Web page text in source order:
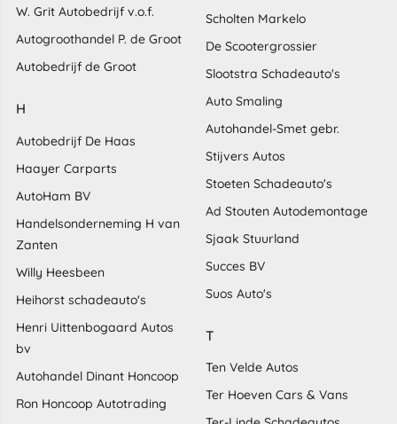
W. Grit Autobedrijf v.o.f.
Autogroothandel P. de Groot
Autobedrijf de Groot
H
Autobedrijf De Haas
Haayer Carparts
AutoHam BV
Handelsonderneming H van
Zanten
Willy Heesbeen
Heihorst schadeauto's
Henri Uittenbogaard Autos
bv
Autohandel Dinant Honcoop
Ron Honcoop Autotrading
Scholten Markelo
De Scootergrossier
Slootstra Schadeauto's
Auto Smaling
Autohandel-Smet gebr.
Stijvers Autos
Stoeten Schadeauto's
Ad Stouten Autodemontage
Sjaak Stuurland
Succes BV
Suos Auto's
T
Ten Velde Autos
Ter Hoeven Cars & Vans